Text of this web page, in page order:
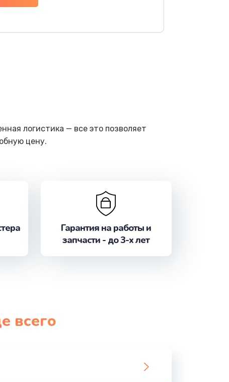
логистика — все это позволяет
цену.
Гарантия на работы и
запчасти - до 3-х лет
всего